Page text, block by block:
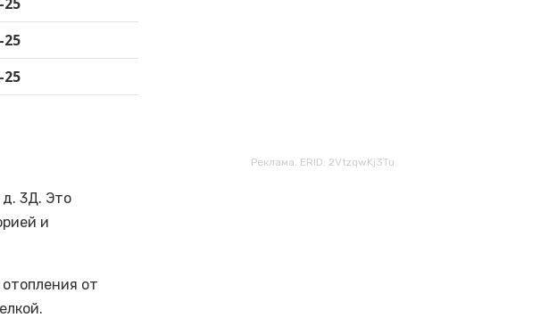
25
25
3Д. Это
и
от
Реклама. ERID: 2VtzqwKj3Tu